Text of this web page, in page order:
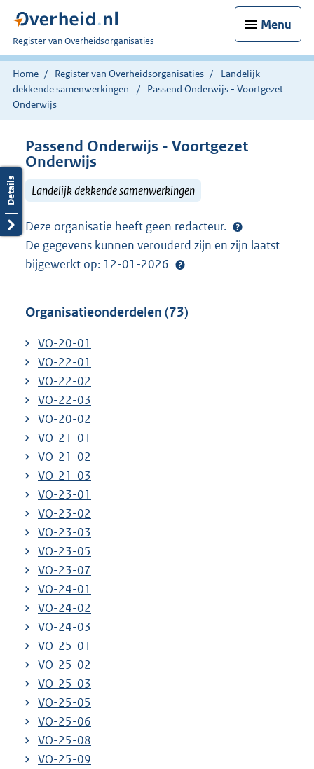
Menu
U
bent
nu
hier:
Register van Overheidsorganisaties
Home Register van Overheidsorganisaties
Landelijk
dekkende samenwerkingen
Passend Onderwijs - Voortgezet
Onderwijs
Passend Onderwijs - Voortgezet
Onderwijs
Landelijk dekkende samenwerkingen
Deze organisatie heeft geen redacteur.
De gegevens kunnen verouderd zijn en zijn laatst
bijgewerkt op: 12-01-2026
Organisatieonderdelen (73)
VO-20-01
VO-22-01
VO-22-02
VO-22-03
VO-20-02
VO-21-01
VO-21-02
VO-21-03
VO-23-01
VO-23-02
VO-23-03
VO-23-05
VO-23-07
VO-24-01
VO-24-02
VO-24-03
VO-25-01
VO-25-02
VO-25-03
VO-25-05
VO-25-06
VO-25-08
VO-25-09